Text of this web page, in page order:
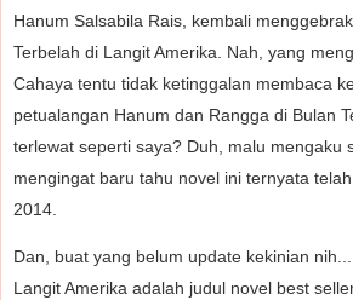
Hanum Salsabila Rais, kembali
Terbelah di Langit Amerika. Nah, yang
Cahaya tentu tidak ketinggalan membaca
petualangan Hanum dan Rangga di Bulan
terlewat seperti saya? Duh, malu mengaku
mengingat baru tahu novel ini ternyata
2014.
Dan, buat yang belum update kekinian
Langit Amerika adalah judul novel best